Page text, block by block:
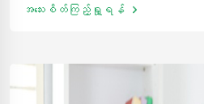
အပေါင်ပြု၍ ဤချေးငွေကို လျှောက်ထားနို
အသေးစိတ်ကြည့်ရှု့ရန်